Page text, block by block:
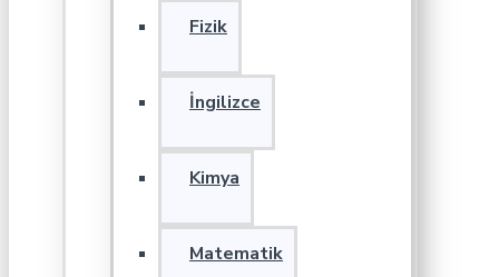
Fizik
İngilizce
Kimya
Matematik